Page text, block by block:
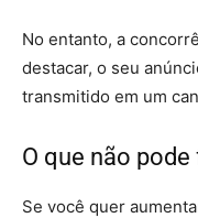
No entanto, a
destacar, o seu
transmitido em um
O que não
Se você quer